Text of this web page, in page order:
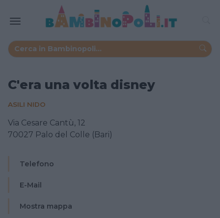
C'era una volta disney
ASILI NIDO
Via Cesare Cantù, 12
70027 Palo del Colle (Bari)
Telefono
E-Mail
Mostra mappa